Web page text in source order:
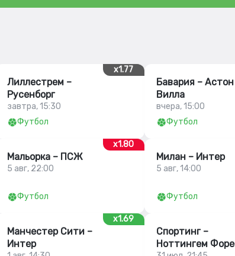
x1.77
Лиллестрем –
Русенборг
завтра, 15:30
Футбол
Бавария – Астон
Вилла
вчера, 15:00
Футбол
x1.80
Мальорка – ПСЖ
5 авг, 22:00
Футбол
Милан – Интер
5 авг, 14:00
Футбол
x1.69
Манчестер Сити –
Интер
Спортинг –
Ноттингем